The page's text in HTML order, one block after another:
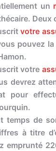
un
Deux
votre
pouvez
votre
devrez
pour
temps de
à titre
emprunté